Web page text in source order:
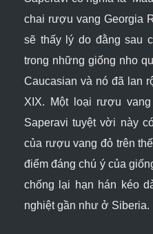
chai rượu vang Georgia
sẽ thấy lý do đằng sau
trong những giống nho
Caucasian và nó đã lan
XIX. Một loại rượu
Saperavi tuyệt vời này
của rượu vang đỏ trên
điểm đáng chú ý của
chống lại hạn hán kéo
nghiệt gần như ở Siberia.